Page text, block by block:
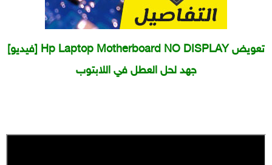
[فيديو] Hp Laptop Motherboard NO DISPLAY تعويض
جهد لحل العطل في اللابتوب